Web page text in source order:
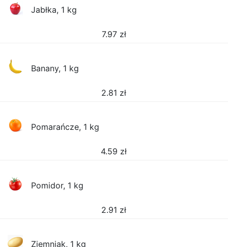
Jabłka, 1 kg
7.97 zł
Banany, 1 kg
2.81 zł
Pomarańcze, 1 kg
4.59 zł
Pomidor, 1 kg
2.91 zł
Ziemniak, 1 kg